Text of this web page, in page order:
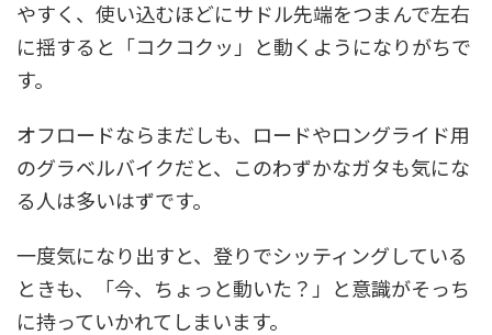
やすく、使い込むほどにサドル先端をつまんで左右
に揺すると「コクコクッ」と動くようになりがちで
す。
オフロードならまだしも、ロードやロングライド用
のグラベルバイクだと、このわずかなガタも気にな
る人は多いはずです。
一度気になり出すと、登りでシッティングしている
ときも、「今、ちょっと動いた？」と意識がそっち
に持っていかれてしまいます。